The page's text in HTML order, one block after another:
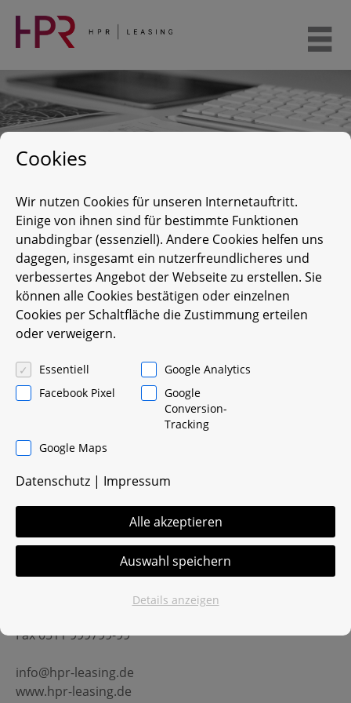
Weiter
zum
Inhalt
Neuigkeiten
Es liegen zur Zeit keine aktuellen Beiträge vor.
Wenn Sie sich für ein spezielles Thema
interessieren, probieren Sie doch einmal unsere
Volltextsuche aus.
Suchen
HPR Leasing GmbH
30657 Hannover
Fax 0511 999799-99
info@hpr-leasing.de
www.hpr-leasing.de
Cookies
Wir nutzen Cookies für unseren Internetauftritt.
Einige von ihnen sind für bestimmte Funktionen
unabdingbar (essenziell). Andere Cookies helfen uns
dagegen, insgesamt ein nutzerfreundlicheres und
verbessertes Angebot der Webseite zu erstellen. Sie
können alle Cookies bestätigen oder einzelnen
Cookies per Schaltfläche die Zustimmung erteilen
oder verweigern.
Essentiell
Google Analytics
Facebook Pixel
Google
Conversion-
Tracking
Google Maps
Datenschutz | Impressum
Alle akzeptieren
Auswahl speichern
Details anzeigen